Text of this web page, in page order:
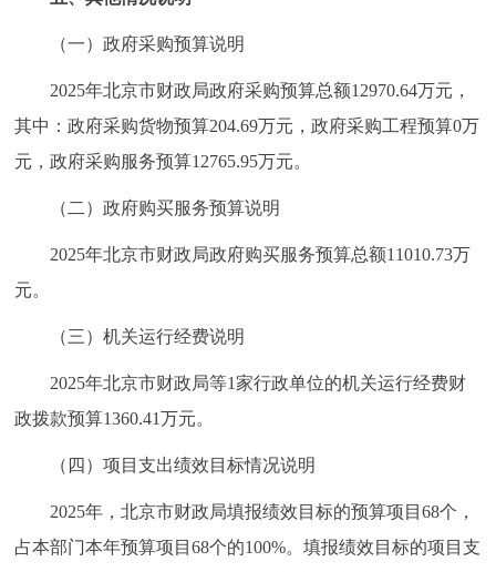
（一）政府采购预算说明
2025年北京市财政局政府采购预算总额12970.64万元，
其中：政府采购货物预算204.69万元，政府采购工程预算0万
元，政府采购服务预算12765.95万元。
（二）政府购买服务预算说明
2025年北京市财政局政府购买服务预算总额11010.73万
元。
（三）机关运行经费说明
2025年北京市财政局等1家行政单位的机关运行经费财
政拨款预算1360.41万元。
（四）项目支出绩效目标情况说明
2025年，北京市财政局填报绩效目标的预算项目68个，
占本部门本年预算项目68个的100%。填报绩效目标的项目支